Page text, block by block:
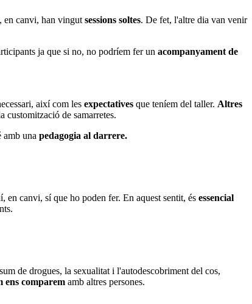
en canvi, han vingutsessions soltes. De fet, l'altre dia van venir
ja que si no, no podríem fer un acompanyament de
així com les expectatives que teníem del taller. Altres
customització de samarretes.
amb una pedagogia al darrere.
en canvi, sí que ho poden fer. En aquest sentit, és essencial
de drogues, la sexualitat i l'autodescobriment del cos,
ens comparem amb altres persones.